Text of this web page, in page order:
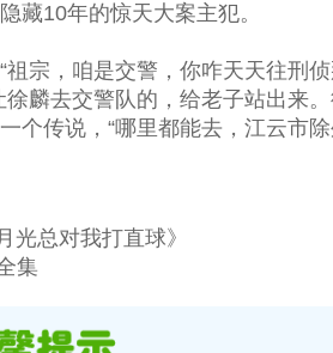
10年的惊天大案主犯。
宗，咱是交警，你咋天天往刑侦
去交警队的，给老子站出来。
传说，“哪里都能去，江云市除
光总对我打直球》
集